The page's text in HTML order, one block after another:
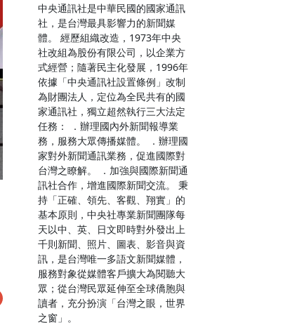
中央通訊社是中華民國的國家通訊
社，是台灣最具影響力的新聞媒
體。 經歷組織改造，1973年中央
社改組為股份有限公司，以企業方
式經營；隨著民主化發展，1996年
依據「中央通訊社設置條例」改制
為財團法人，定位為全民共有的國
家通訊社，獨立超然執行三大法定
任務： ．辦理國內外新聞報導業
務，服務大眾傳播媒體。 ．辦理國
家對外新聞通訊業務，促進國際對
台灣之瞭解。 ．加強與國際新聞通
訊社合作，增進國際新聞交流。 秉
持「正確、領先、客觀、翔實」的
基本原則，中央社專業新聞團隊每
天以中、英、日文即時對外發出上
千則新聞、照片、圖表、影音與資
訊，是台灣唯一多語文新聞媒體，
服務對象從媒體客戶擴大為閱聽大
眾；從台灣民眾延伸至全球僑胞與
讀者，充分扮演「台灣之眼，世界
之窗」。